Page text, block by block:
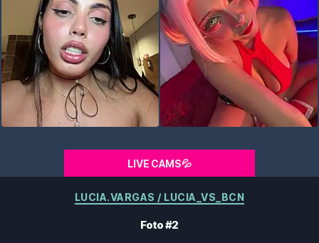
LIVE CAMS💦
Categorieën
LUCIA.VARGAS / LUCIA_VS_BCN
Foto #2